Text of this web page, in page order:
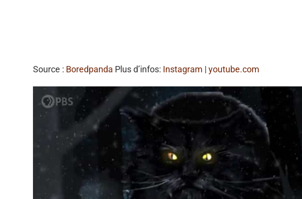
Source : Boredpanda Plus d’infos: Instagram | youtube.com